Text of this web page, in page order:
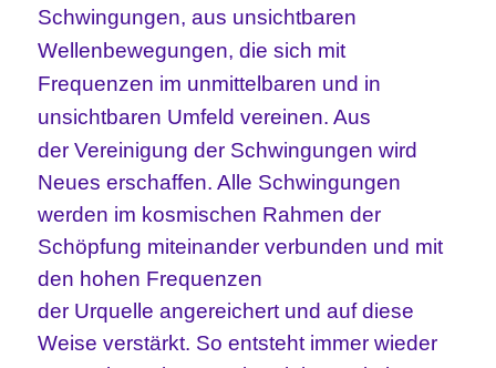
Schwingungen, aus unsichtbaren
Wellenbewegungen, die sich mit
Frequenzen im unmittelbaren und in
unsichtbaren Umfeld vereinen. Aus
derVereinigung der Schwingungen wird
Neues erschaffen. Alle Schwingungen
werden im kosmischen Rahmen der
Schöpfung miteinander verbunden und mit
den hohen Frequenzen
der Urquelle angereichert und auf diese
Weise verstärkt. So entsteht immer wieder